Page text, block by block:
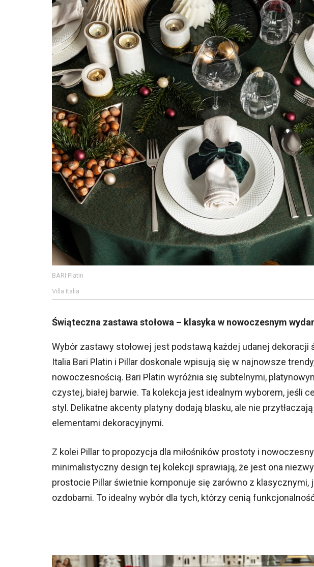
BARI Platin
Villa Italia
Świąteczna zastawa stołowa – klasyka w nowoczesnym
Wybór zastawy stołowej jest podstawą każdej udanej dekoracji
Italia Bari Platin i Pillar doskonale wpisują się w najnowsze
nowoczesnością. Bari Platin wyróżnia się subtelnymi,
czystej, białej barwie. Ta kolekcja jest idealnym wyborem, jeśli
styl. Delikatne akcenty platyny dodają blasku, ale nie
elementami dekoracyjnymi.
Z kolei Pillar to propozycja dla miłośników prostoty i
minimalistyczny design tej kolekcji sprawiają, że jest ona
prostocie Pillar świetnie komponuje się zarówno z klasycznymi,
ozdobami. To idealny wybór dla tych, którzy cenią